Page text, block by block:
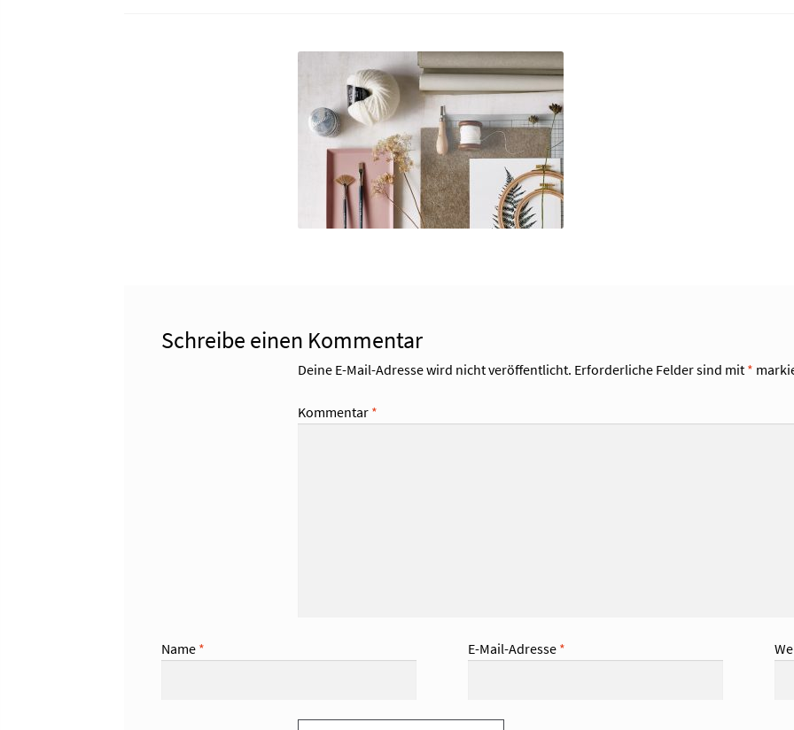
Schreibe einen Kommentar
Deine E-Mail-Adresse wird nicht veröffentlicht. Erforderliche Felder sind mit *
Kommentar *
Name * E-Mail-Adresse *